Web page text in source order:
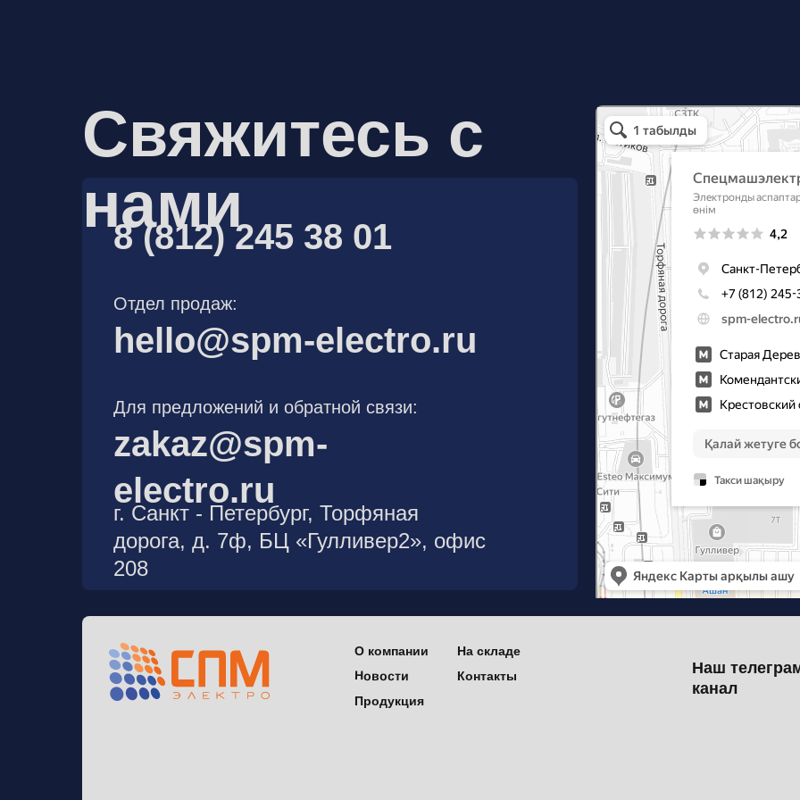
Свяжитесь с
нами
г. Санкт - Петербург, Торфяная
дорога, д. 7ф, БЦ «Гулливер2», офис
208
Отдел продаж:
hello@spm-electro.ru
Для предложений и обратной связи:
zakaz@spm-
electro.ru
8 (812) 245 38 01
Спецмашэлектро
Электронные приборы и компоненты в
О компании
Новости
Продукция
На складе
Контакты
Наш
канал